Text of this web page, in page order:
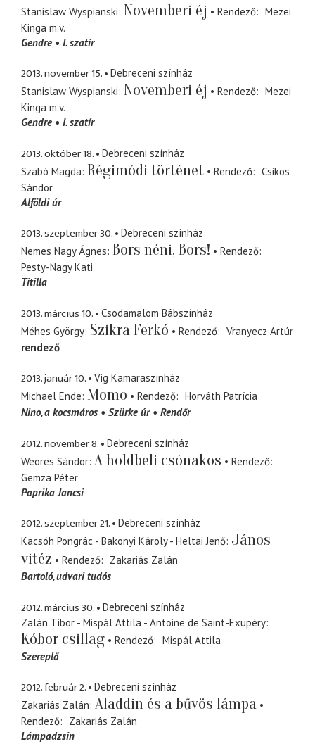
Stanislaw Wyspianski Novemberi éj Rendező
Mezei
Kinga m.v.
Gendre
I. szatír
2013. november 15.
Debreceni színház
Stanislaw Wyspianski Novemberi éj Rendező
Mezei
Kinga m.v.
Gendre
I. szatír
2013. október 18.
Debreceni színház
Szabó Magda Régimódi történet Rendező
Csikos
Sándor
Alföldi úr
2013. szeptember 30.
Debreceni színház
Nemes Nagy Ágnes Bors néni, Bors!
Rendező
Pesty-Nagy Kati
Titilla
2013. március 10.
Csodamalom Bábszínház
Méhes György Szikra Ferkó Rendező
Vranyecz Artúr
rendező
2013. január 10.
Víg Kamaraszínház
Michael Ende Momo Rendező
Horváth Patrícia
Nino a kocsmáros Szürke úr Rendőr
2012. november 8.
Debreceni színház
Weöres Sándor A holdbeli csónakos
Rendező
Gemza Péter
Paprika Jancsi
2012. szeptember 21.
Debreceni színház
Kacsóh Pongrác - Bakonyi Károly - Heltai Jenő János
vitéz
Rendező
Zakariás Zalán
Bartoló udvari tudós
2012. március 30.
Debreceni színház
Zalán Tibor - Mispál Attila - Antoine de Saint-Exupéry
Kóbor csillag Rendező
Mispál Attila
Szereplő
2012. február 2.
Debreceni színház
Zakariás Zalán Aladdin és a bűvös lámpa
Rendező
Zakariás Zalán
Lámpadzsin